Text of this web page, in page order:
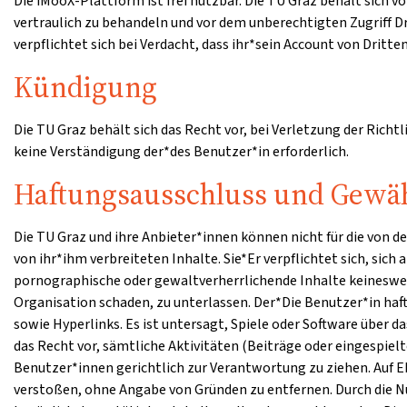
vertraulich zu behandeln und vor dem unberechtigten Zugriff
verpflichtet sich bei Verdacht, dass ihr*sein Account von
Kündigung
Die TU Graz behält sich das Recht vor, bei Verletzung der
keine Verständigung der*des Benutzer*in erforderlich.
Haftungsausschluss und
Die TU Graz und ihre Anbieter*innen können nicht für die
von ihr*ihm verbreiteten Inhalte. Sie*Er verpflichtet sich, sich
pornographische oder gewaltverherrlichende Inhalte
Organisation schaden, zu unterlassen. Der*Die Benutzer*in
sowie Hyperlinks. Es ist untersagt, Spiele oder Software über
das Recht vor, sämtliche Aktivitäten (Beiträge oder
Benutzer*innen gerichtlich zur Verantwortung zu ziehen. Auf
verstoßen, ohne Angabe von Gründen zu entfernen. Durch die